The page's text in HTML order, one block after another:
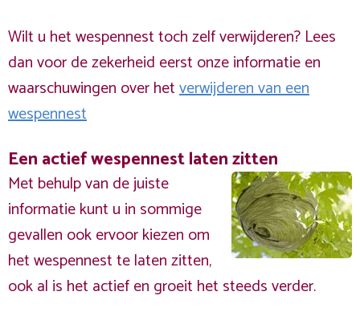
Wilt u het wespennest toch zelf verwijderen? Lees
dan voor de zekerheid eerst onze informatie en
waarschuwingen over hetverwijderen van een
wespennest
Een actief wespennest laten zitten
Met behulp van de juiste
informatie kunt u in sommige
gevallen ook ervoor kiezen om
het wespennest te laten zitten,
ook al is het actief en groeit het steeds verder.